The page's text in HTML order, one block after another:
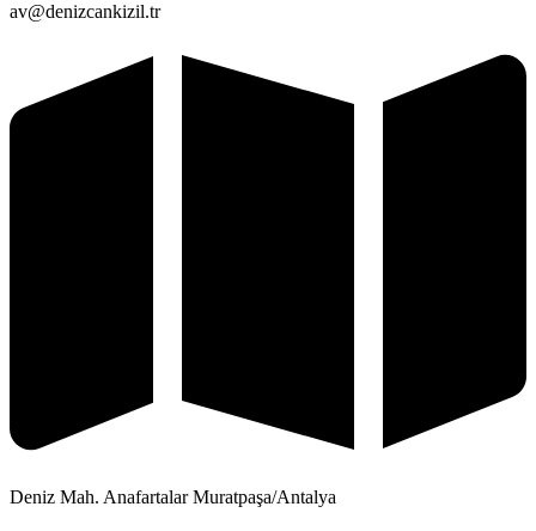
av@denizcankizil.tr
Deniz Mah. Anafartalar Muratpaşa/Antalya